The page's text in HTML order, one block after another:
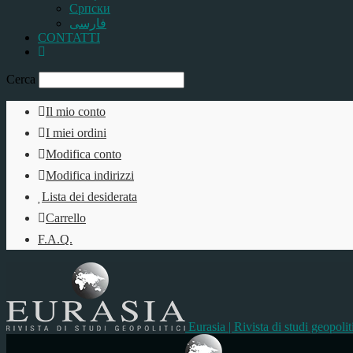
Српски
فارسی
CONTATTI
Cerca
Il mio conto
I miei ordini
Modifica conto
Modifica indirizzi
Lista dei desiderata
Carrello
F.A.Q.
Eurasia | Rivista di studi